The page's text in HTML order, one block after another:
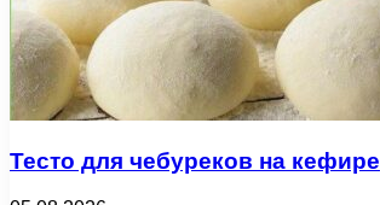
Тесто для чебуреков на кефире